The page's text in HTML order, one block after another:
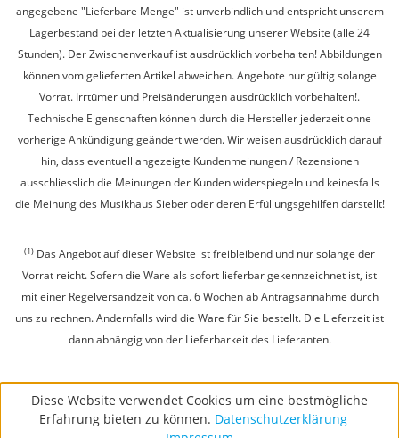
angegebene "Lieferbare Menge" ist unverbindlich und entspricht unserem
Lagerbestand bei der letzten Aktualisierung unserer Website (alle 24
Stunden). Der Zwischenverkauf ist ausdrücklich vorbehalten! Abbildungen
können vom gelieferten Artikel abweichen. Angebote nur gültig solange
Vorrat. Irrtümer und Preisänderungen ausdrücklich vorbehalten!.
Technische Eigenschaften können durch die Hersteller jederzeit ohne
vorherige Ankündigung geändert werden. Wir weisen ausdrücklich darauf
hin, dass eventuell angezeigte Kundenmeinungen / Rezensionen
ausschliesslich die Meinungen der Kunden widerspiegeln und keinesfalls
die Meinung des Musikhaus Sieber oder deren Erfüllungsgehilfen darstellt!
(1) Das Angebot auf dieser Website ist freibleibend und nur solange der
Vorrat reicht. Sofern die Ware als sofort lieferbar gekennzeichnet ist, ist
mit einer Regelversandzeit von ca. 6 Wochen ab Antragsannahme durch
uns zu rechnen. Andernfalls wird die Ware für Sie bestellt. Die Lieferzeit ist
dann abhängig von der Lieferbarkeit des Lieferanten.
Diese Website verwendet Cookies um eine bestmögliche
Erfahrung bieten zu können. Datenschutzerklärung